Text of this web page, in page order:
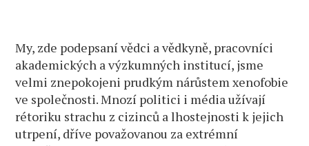
My, zde podepsaní vědci a vědkyně, pracovníci
akademických a výzkumných institucí, jsme
velmi znepokojeni prudkým nárůstem xenofobie
ve společnosti. Mnozí politici i média užívají
rétoriku strachu z cizinců a lhostejnosti k jejich
utrpení, dříve považovanou za extrémní